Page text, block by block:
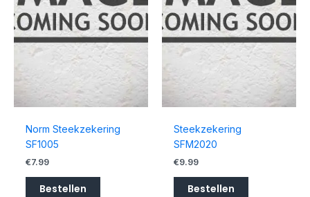
Norm Steekzekering
SF1005
€7.99
Bestellen
Steekzekering
SFM2020
€9.99
Bestellen